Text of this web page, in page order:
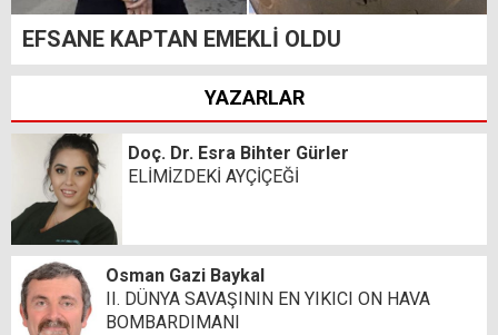
EFSANE KAPTAN EMEKLİ OLDU
YAZARLAR
Doç. Dr. Esra Bihter Gürler
ELİMİZDEKİ AYÇİÇEĞİ
Osman Gazi Baykal
II. DÜNYA SAVAŞININ EN YIKICI ON HAVA
BOMBARDIMANI